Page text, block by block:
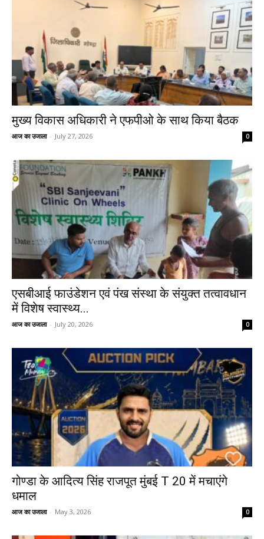
मुख्य विकास अधिकारी ने एफपीओ के साथ किया बैठक
आज का उजाला - July 27, 2026 0
एसबीआई फाउंडेशन एवं पंख संस्था के संयुक्त तत्वावधान
में विशेष स्वास्थ्य...
आज का उजाला - July 20, 2026 0
गोण्डा के आदित्य सिंह राजपूत मुंबई T 20 में मचाएंगे
धमाल
आज का उजाला - May 3, 2026 0